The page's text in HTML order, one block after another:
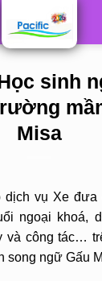
sinh
Misa
vụ Xe đưa
ngoại khoá,
và công tác…
song ngữ Gấu